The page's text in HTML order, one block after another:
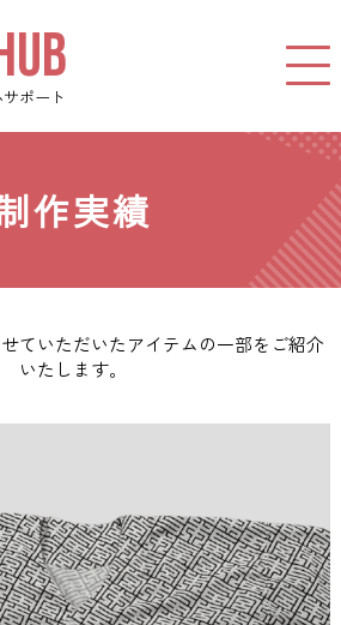
ポート
作実績
ていただいたアイテムの一部をご紹介
いたします。